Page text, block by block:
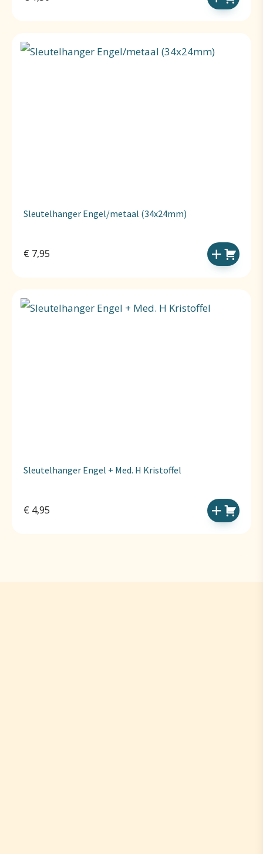
Sleutelhanger Engel/metaal (34x24mm)
€ 7,95
Sleutelhanger Engel + Med. H Kristoffel
€ 4,95